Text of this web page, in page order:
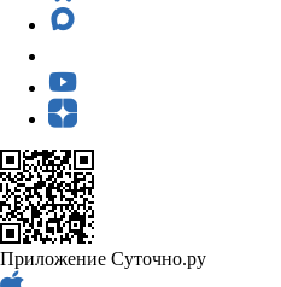
Приложение Суточно.ру